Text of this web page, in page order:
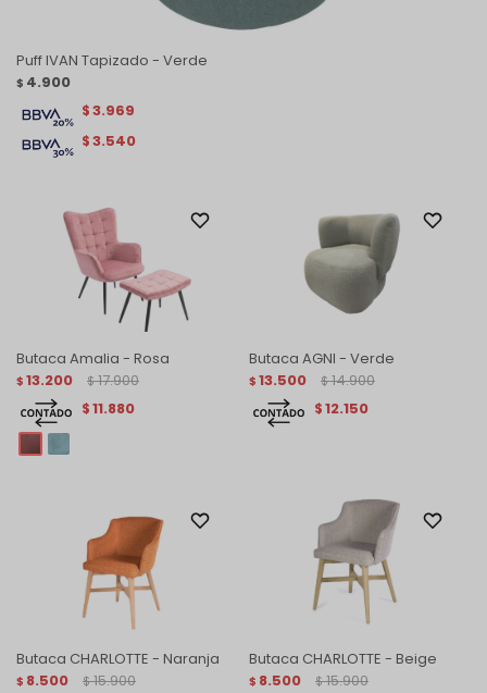
Puff IVAN Tapizado - Verde
$ 4.900
$3.540
$3.969
Butaca Amalia - Rosa
$ 13.200 $ 17.900
$11.880
Butaca AGNI - Verde
$ 13.500 $ 14.900
$12.150
Butaca CHARLOTTE - Naranja
$ 8.500 $ 15.900
Butaca CHARLOTTE - Beige
$ 8.500 $ 15.900